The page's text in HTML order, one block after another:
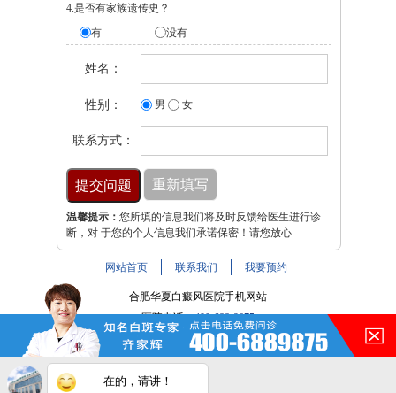
4.是否有家族遗传史？
有
没有
姓名：
性别： 男 女
联系方式：
温馨提示： 您所填的信息我们将及时反馈给医生进行诊
断，对 于您的个人信息我们承诺保密！请您放心
网站首页 联系我们 我要预约
合肥华夏白癜风医院手机网站
医院电话：400-688-9875
医院地址：合肥市铜陵路与裕溪路交叉路口
注：本网站信息仅供参考，不能作为诊断及医疗依据，服用
药物或进行治疗时请遵医嘱。如有转载或引用文章涉及版权
在的，请讲！